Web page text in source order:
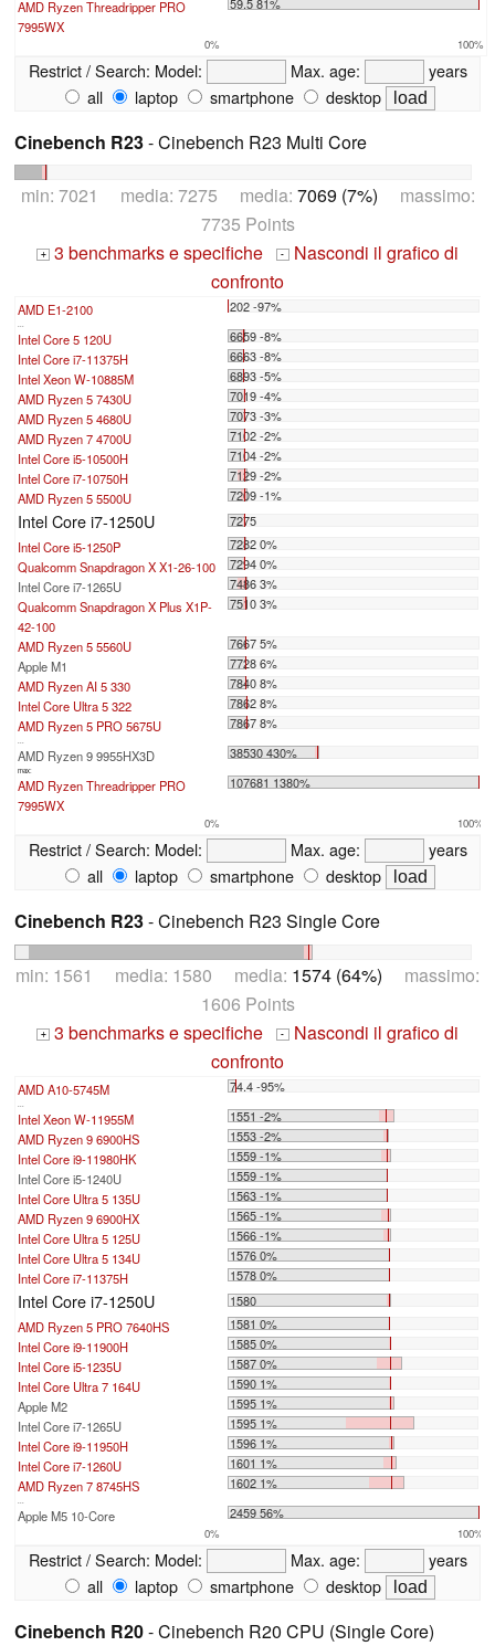
AMD Ryzen Threadripper PRO
7995WX
0% 100%
Restrict / Search: Model: Max. age:
years
all
laptop smartphone desktop
Cinebench R23- Cinebench R23 Multi Core
min: 7021 media: 7275 media: 7069 (7%) massimo:
7735 Points
+ 3 benchmarks e specifiche - Nascondi il grafico di
confronto
AMD E1-2100 202 -97%
...
Intel Core 5 120U
6659 -8%
Intel Core i7-11375H
6663 -8%
Intel Xeon W-10885M
6893 -5%
AMD Ryzen 5 7430U
7019 -4%
AMD Ryzen 5 4680U
7073 -3%
AMD Ryzen 7 4700U
7102 -2%
Intel Core i5-10500H
7104 -2%
Intel Core i7-10750H
7129 -2%
AMD Ryzen 5 5500U
7209 -1%
Intel Core i7-1250U
7275
Intel Core i5-1250P
7282 0%
Qualcomm Snapdragon X X1-26-100
7294 0%
Intel Core i7-1265U
7486 3%
Qualcomm Snapdragon X Plus X1P-
42-100
7510 3%
AMD Ryzen 5 5560U
7667 5%
Apple M1
7728 6%
AMD Ryzen AI 5 330
7840 8%
Intel Core Ultra 5 322
7862 8%
AMD Ryzen 5 PRO 5675U
7867 8%
...
AMD Ryzen 9 9955HX3D 38530 430%
max:
AMD Ryzen Threadripper PRO
7995WX
107681 1380%
0% 100%
Restrict / Search: Model: Max. age:
years
all
laptop smartphone desktop
Cinebench R23- Cinebench R23 Single Core
min: 1561 media: 1580 media: 1574 (64%) massimo:
1606 Points
+ 3 benchmarks e specifiche - Nascondi il grafico di
confronto
AMD A10-5745M 74.4 -95%
...
Intel Xeon W-11955M
1551 -2%
AMD Ryzen 9 6900HS
1553 -2%
Intel Core i9-11980HK
1559 -1%
Intel Core i5-1240U
1559 -1%
Intel Core Ultra 5 135U
1563 -1%
AMD Ryzen 9 6900HX
1565 -1%
Intel Core Ultra 5 125U
1566 -1%
Intel Core Ultra 5 134U
1576 0%
Intel Core i7-11375H
1578 0%
Intel Core i7-1250U
1580
AMD Ryzen 5 PRO 7640HS
1581 0%
Intel Core i9-11900H
1585 0%
Intel Core i5-1235U
1587 0%
Intel Core Ultra 7 164U
1590 1%
Apple M2
1595 1%
Intel Core i7-1265U
1595 1%
Intel Core i9-11950H
1596 1%
Intel Core i7-1260U
1601 1%
AMD Ryzen 7 8745HS
1602 1%
...
Apple M5 10-Core 2459 56%
0% 100%
Restrict / Search: Model: Max. age:
years
all
laptop smartphone desktop
Cinebench R20- Cinebench R20 CPU (Single Core)